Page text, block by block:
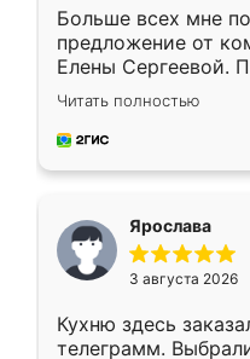
Больше всех мне
предложение от
Елены Сергеевой.
короткие сроки
для замера
предложил по
Читать полностью
Ярослава
3 августа 2026
Кухню здесь
телеграмм.